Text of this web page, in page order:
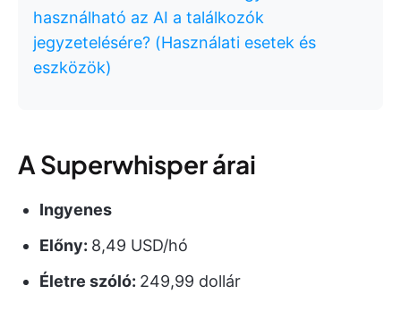
használható az AI a találkozók
jegyzetelésére? (Használati esetek és
eszközök)
A Superwhisper árai
Ingyenes
Előny: 8,49 USD/hó
Életre szóló: 249,99 dollár